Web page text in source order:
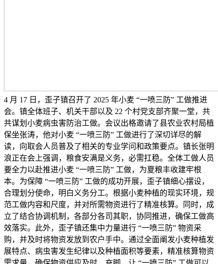
4 月 17 日，歪子镇召开了 2025 年小麦 “一喷三防” 工做推进
会。镇全体班子、机关干部以及 22 个村党支部齐聚一堂，共
共谋划小麦病虫害防治工做。会议出格邀请了县农业农村局植
保坐张涛，他对小麦 “一喷三防” 工做进行了深切详尽的解
读，向取会人员普及了相关的专业学问和政策要点。镇长张明
浪正在会上强调，粮食安满是义务，必需扛稳。全体工做人员
要全力以赴推进小麦 “一喷三防” 工做，为夏粮丰收建牢根
本。为保障 “一喷三防” 工做的成功开展，歪子镇细心摆设，
合理划分使命，明白义务分工。根据小麦种植的现实环境，规
范工做内容和尺度，并对所需物资进行了精准核算。同时，成
立了结合协调机制，各部分各司其职，协同推进，确保工做高
效落实。此外，歪子镇还集中力量进行 “一喷三防” 物资采
购，并及时将物资发放到农户手中。通过全面阐发小麦种植发
展特点、病虫害发生纪律以及种植面积等要素，精准核算物资